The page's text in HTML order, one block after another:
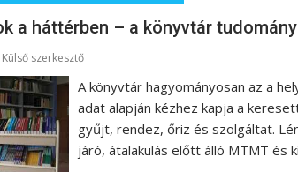
a háttérben – a könyvtár
Külső szerkesztő
A könyvtár hagyományosan az a
adat alapján kézhez kapja a
gyűjt, rendez, őriz és szolgáltat.
járó, átalakulás előtt álló MTMT és